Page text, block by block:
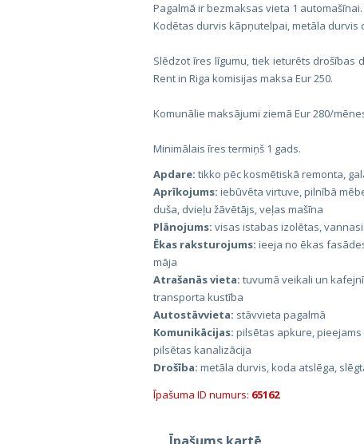
Pagalmā ir bezmaksas vieta 1 automašīnai.
Kodētas durvis kāpņutelpai, metāla durvis
Slēdzot īres līgumu, tiek ieturēts drošības
Rent in Riga komisijas maksa Eur 250.
Komunālie maksājumi ziemā Eur 280/
Minimālais īres termiņš 1 gads.
Apdare: tikko pēc kosmētiskā remonta,
Aprīkojums: iebūvēta virtuve, pilnībā
duša, dvieļu žāvētājs, veļas mašīna
Plānojums: visas istabas izolētas,
Ēkas raksturojums: ieeja no ēkas
māja
Atrašanās vieta: tuvumā veikali un
transporta kustība
Autostāvvieta: stāvvieta pagalmā
Komunikācijas: pilsētas apkure,
pilsētas kanalizācija
Drošība: metāla durvis, koda atslēga,
Īpašuma ID numurs: 65162